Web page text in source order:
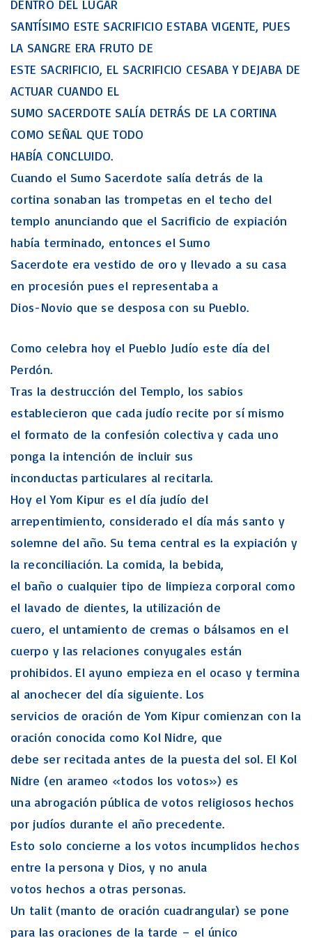
DENTRO DEL LUGAR
SANTÍSIMO ESTE SACRIFICIO ESTABA VIGENTE, PUES
LA SANGRE ERA FRUTO DE
ESTE SACRIFICIO, EL SACRIFICIO CESABA Y DEJABA DE
ACTUAR CUANDO EL
SUMO SACERDOTE SALÍA DETRÁS DE LA CORTINA
COMO SEÑAL QUE TODO
HABÍA CONCLUIDO.
Cuando el Sumo Sacerdote salía detrás de la
cortina sonaban las trompetas en el techo del
templo anunciando que el Sacrificio de expiación
había terminado, entonces el Sumo
Sacerdote era vestido de oro y llevado a su casa
en procesión pues el representaba a
Dios-Novio que se desposa con su Pueblo.
Como celebra hoy el Pueblo Judío este día del
Perdón.
Tras la destrucción del Templo, los sabios
establecieron que cada judío recite por sí mismo
el formato de la confesión colectiva y cada uno
ponga la intención de incluir sus
inconductas particulares al recitarla.
Hoy el Yom Kipur es el día judío del
arrepentimiento, considerado el día más santo y
solemne del año. Su tema central es la expiación y
la reconciliación. La comida, la bebida,
el baño o cualquier tipo de limpieza corporal como
el lavado de dientes, la utilización de
cuero, el untamiento de cremas o bálsamos en el
cuerpo y las relaciones conyugales están
prohibidos. El ayuno empieza en el ocaso y termina
al anochecer del día siguiente. Los
servicios de oración de Yom Kipur comienzan con la
oración conocida como Kol Nidre, que
debe ser recitada antes de la puesta del sol. El Kol
Nidre (en arameo «todos los votos») es
una abrogación pública de votos religiosos hechos
por judíos durante el año precedente.
Esto solo concierne a los votos incumplidos hechos
entre la persona y Dios, y no anula
votos hechos a otras personas.
Un talit (manto de oración cuadrangular) se pone
para las oraciones de la tarde – el único